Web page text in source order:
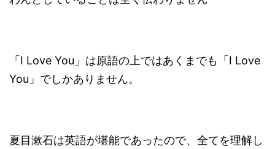
「I Love You」は原語の上ではあくまでも「I Love
You」でしかありません。
夏目漱石は英語が堪能であったので、全てを理解し